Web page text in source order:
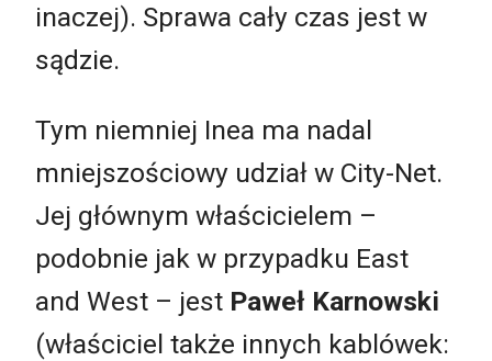
inaczej). Sprawa cały czas jest w
sądzie.
Tym niemniej Inea ma nadal
mniejszościowy udział w City-Net.
Jej głównym właścicielem –
podobnie jak w przypadku East
and West – jest Paweł Karnowski
(właściciel także innych kablówek: